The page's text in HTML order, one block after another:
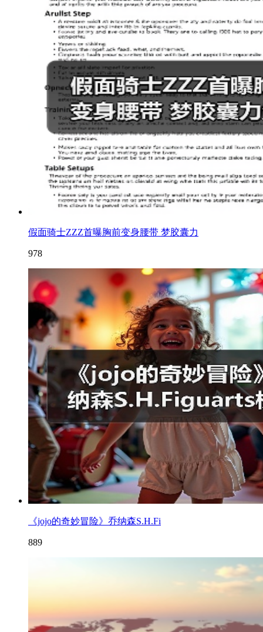
假面骑士ZZZ首曝胸前变身腰带 梦胶囊力
978
《jojo的奇妙冒险》乔纳森S.H.Fi
889